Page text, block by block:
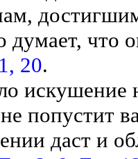
думает, что
20.
искушение
попустит
даст и